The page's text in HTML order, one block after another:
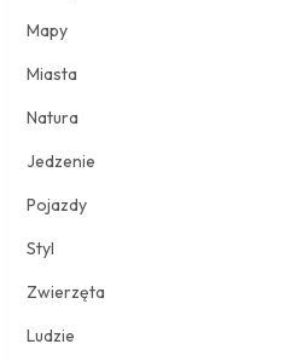
Mapy
Miasta
Natura
Jedzenie
Pojazdy
Styl
Zwierzęta
Ludzie